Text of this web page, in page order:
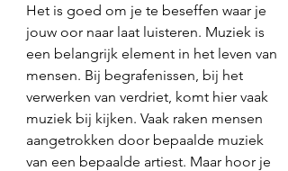
Het is goed om je te beseffen waar je
jouw oor naar laat luisteren. Muziek is
een belangrijk element in het leven van
mensen. Bij begrafenissen, bij het
verwerken van verdriet, komt hier vaak
muziek bij kijken. Vaak raken mensen
aangetrokken door bepaalde muziek
van een bepaalde artiest. Maar hoor je